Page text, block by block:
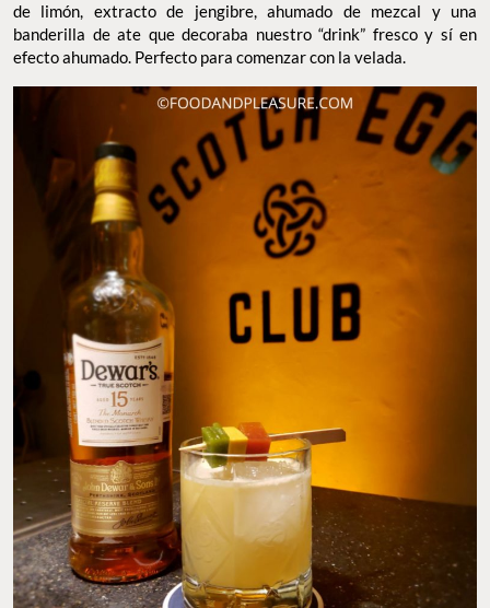
de limón, extracto de jengibre, ahumado de mezcal y una
banderilla de ate que decoraba nuestro “drink” fresco y sí en
efecto ahumado. Perfecto para comenzar con la velada.